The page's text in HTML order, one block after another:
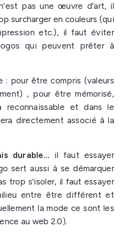
pas une œuvre d'art, il
surcharger en couleurs (qui
etc.), il faut éviter
qui peuvent prêter à
: pour être compris (valeurs
, pour être mémorisé,
et dans le
directement associé à la
durable... il faut essayer
sert aussi à se démarquer
trop s'isoler, il faut essayer
entre être différent et
la mode ce sont les
au web 2.0).